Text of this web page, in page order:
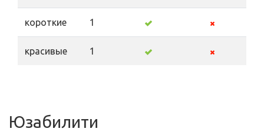
короткие 1
красивые 1
Юзабилити